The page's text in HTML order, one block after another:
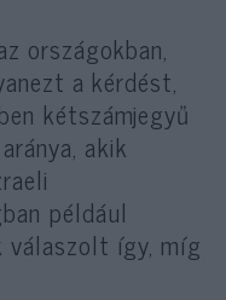
országokban,
a kérdést,
kétszámjegyű
akik
például
válaszolt így, míg